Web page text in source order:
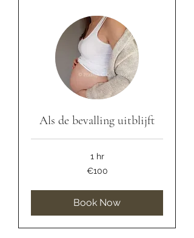
Als de bevalling uitblijft
1 hr
€100
Book Now